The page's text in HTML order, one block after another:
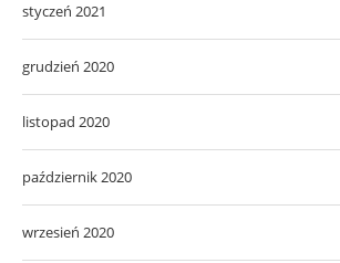
styczeń 2021
grudzień 2020
listopad 2020
październik 2020
wrzesień 2020